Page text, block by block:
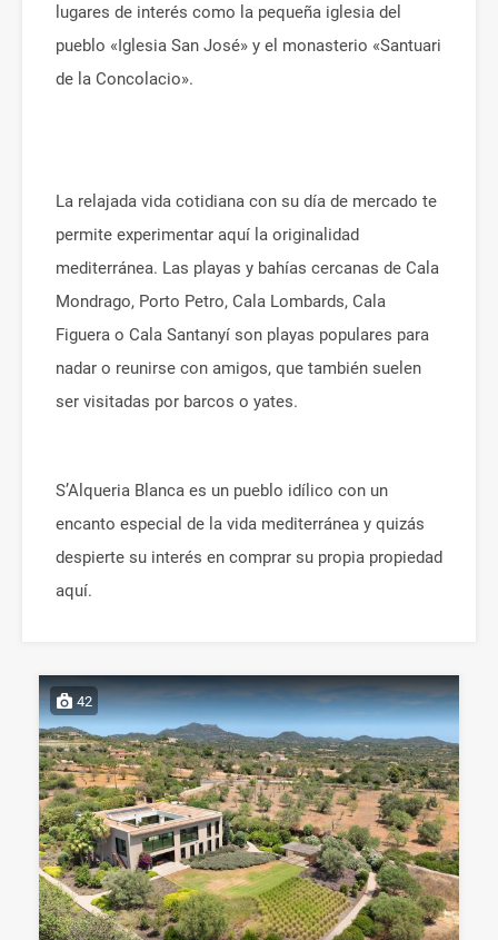
lugares de interés como la pequeña iglesia del
pueblo «Iglesia San José» y el monasterio «Santuari
de la Concolacio».
La relajada vida cotidiana con su día de mercado te
permite experimentar aquí la originalidad
mediterránea. Las playas y bahías cercanas de Cala
Mondrago, Porto Petro, Cala Lombards, Cala
Figuera o Cala Santanyí son playas populares para
nadar o reunirse con amigos, que también suelen
ser visitadas por barcos o yates.
S’Alqueria Blanca es un pueblo idílico con un
encanto especial de la vida mediterránea y quizás
despierte su interés en comprar su propia propiedad
aquí.
42